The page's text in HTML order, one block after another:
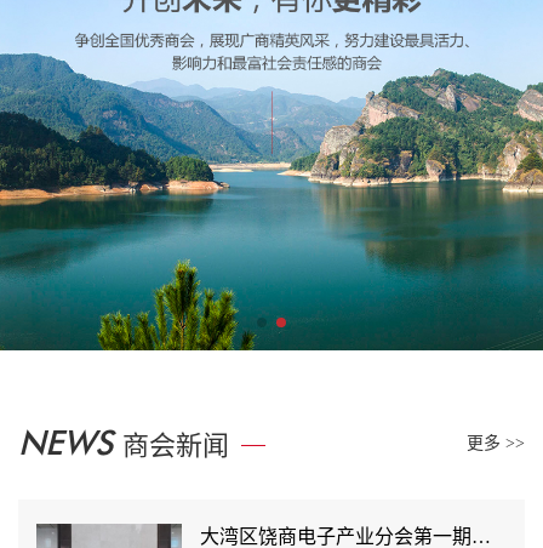
NEWS 商会新闻 更多 >>
大湾区饶商电子产业分会第一期理事会圆满召开